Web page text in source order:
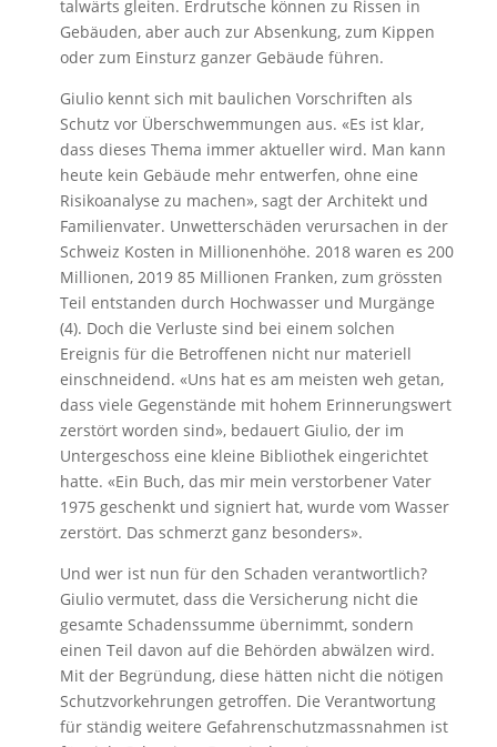
talwärts gleiten. Erdrutsche können zu Rissen in
Gebäuden, aber auch zur Absenkung, zum Kippen
oder zum Einsturz ganzer Gebäude führen.
Giulio kennt sich mit baulichen Vorschriften als
Schutz vor Überschwemmungen aus. «Es ist klar,
dass dieses Thema immer aktueller wird. Man kann
heute kein Gebäude mehr entwerfen, ohne eine
Risikoanalyse zu machen», sagt der Architekt und
Familienvater. Unwetterschäden verursachen in der
Schweiz Kosten in Millionenhöhe. 2018 waren es 200
Millionen, 2019 85 Millionen Franken, zum grössten
Teil entstanden durch Hochwasser und Murgänge
(4). Doch die Verluste sind bei einem solchen
Ereignis für die Betroffenen nicht nur materiell
einschneidend. «Uns hat es am meisten weh getan,
dass viele Gegenstände mit hohem Erinnerungswert
zerstört worden sind», bedauert Giulio, der im
Untergeschoss eine kleine Bibliothek eingerichtet
hatte. «Ein Buch, das mir mein verstorbener Vater
1975 geschenkt und signiert hat, wurde vom Wasser
zerstört. Das schmerzt ganz besonders».
Und wer ist nun für den Schaden verantwortlich?
Giulio vermutet, dass die Versicherung nicht die
gesamte Schadenssumme übernimmt, sondern
einen Teil davon auf die Behörden abwälzen wird.
Mit der Begründung, diese hätten nicht die nötigen
Schutzvorkehrungen getroffen. Die Verantwortung
für ständig weitere Gefahrenschutzmassnahmen ist